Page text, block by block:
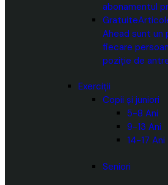
abonamentul
Gratuite
Ahead sunt un
fiecare
poziție de
Exerciții
Copii și juniori
5-8 Ani
9-13 Ani
14-17 Ani
Seniori